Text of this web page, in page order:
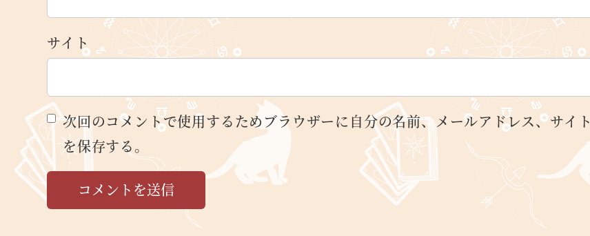
サイト
次回のコメントで使用するためブラウザーに自分の名前、メールアドレス、サイト
を保存する。